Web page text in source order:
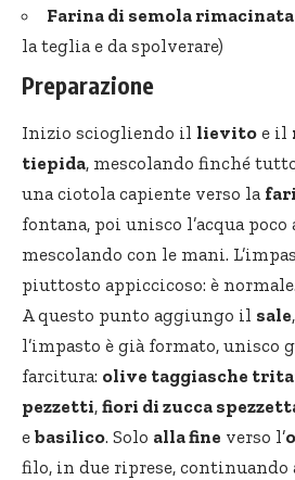
Farina di semola
la teglia e da spolverare)
Preparazione
Inizio sciogliendo il lievito e il
tiepida, mescolando finché
una ciotola capiente verso la
fontana, poi unisco l’acqua
mescolando con le mani.
piuttosto appiccicoso: è normale.
A questo punto aggiungo il sale
l’impasto è già formato,
farcitura: olive taggiasche
pezzetti, fiori di zucca
e basilico. Solo alla fine verso l’
filo, in due riprese, continuando